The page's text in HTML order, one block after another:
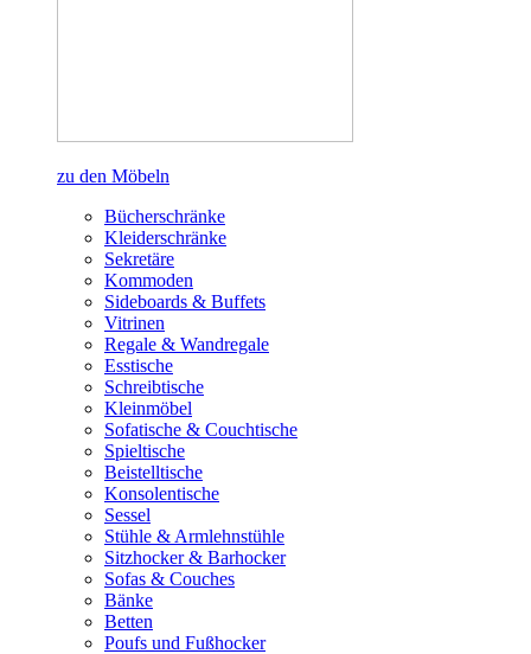
zu den Möbeln
Bücherschränke
Kleiderschränke
Sekretäre
Kommoden
Sideboards & Buffets
Vitrinen
Regale & Wandregale
Esstische
Schreibtische
Kleinmöbel
Sofatische & Couchtische
Spieltische
Beistelltische
Konsolentische
Sessel
Stühle & Armlehnstühle
Sitzhocker & Barhocker
Sofas & Couches
Bänke
Betten
Poufs und Fußhocker